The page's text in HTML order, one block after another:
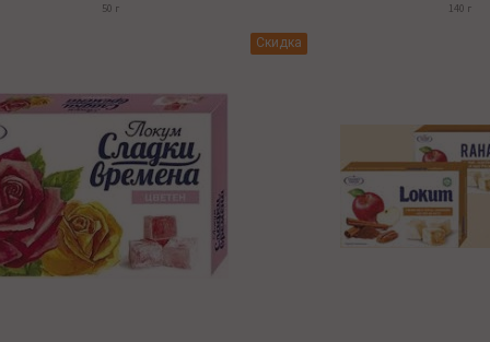
50 г 140 г
Скидка